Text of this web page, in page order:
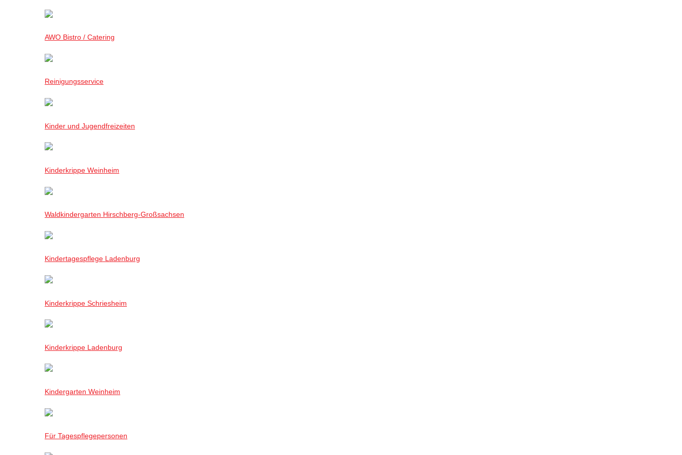
AWO Bistro / Catering
Reinigungsservice
Kinder und Jugendfreizeiten
Kinderkrippe Weinheim
Waldkindergarten Hirschberg-Großsachsen
Kindertagespflege Ladenburg
Kinderkrippe Schriesheim
Kinderkrippe Ladenburg
Kindergarten Weinheim
Für Tagespflegepersonen